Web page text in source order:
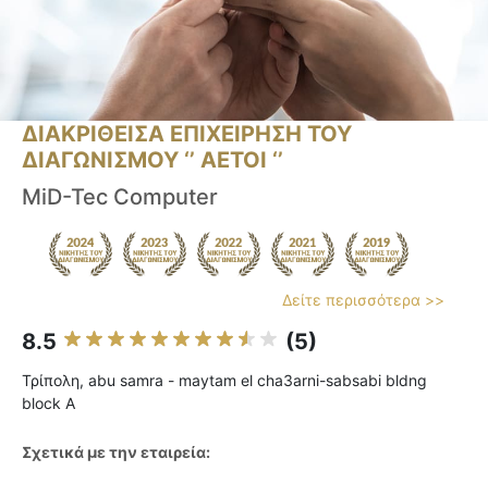
ΔΙΑΚΡΙΘΕΙΣΑ ΕΠΙΧΕΙΡΗΣΗ ΤΟΥ
ΔΙΑΓΩΝΙΣΜΟΥ ‘’ ΑΕΤΟΙ ‘’
MiD-Tec Computer
Δείτε περισσότερα >>
8.5 (5)
Τρίπολη, abu samra - maytam el cha3arni-sabsabi bldng
block A
Σχετικά με την εταιρεία: